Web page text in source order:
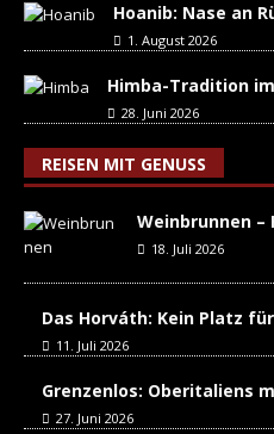
Hoanib: Nase an
1. August 2026
Himba-Tradition
28. Juni 2026
REISEN MIT GENUSS
Weinbrunnen
18. Juli 2026
Das Horváth: Kein Platz
11. Juli 2026
Grenzenlos: Oberitaliens
27. Juni 2026